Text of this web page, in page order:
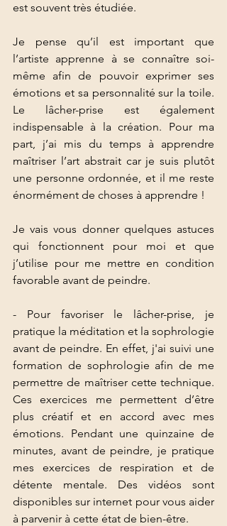
est souvent très étudiée.
Je pense qu’il est important que
l’artiste apprenne à se connaître soi-
même afin de pouvoir exprimer ses
émotions et sa personnalité sur la toile.
Le lâcher-prise est également
indispensable à la création. Pour ma
part, j’ai mis du temps à apprendre
maîtriser l’art abstrait car je suis plutôt
une personne ordonnée, et il me reste
énormément de choses à apprendre !
Je vais vous donner quelques astuces
qui fonctionnent pour moi et que
j’utilise pour me mettre en condition
favorable avant de peindre.
- Pour favoriser le lâcher-prise, je
pratique la méditation et la sophrologie
avant de peindre. En effet, j'ai suivi une
formation de sophrologie afin de me
permettre de maîtriser cette technique.
Ces exercices me permettent d’être
plus créatif et en accord avec mes
émotions. Pendant une quinzaine de
minutes, avant de peindre, je pratique
mes exercices de respiration et de
détente mentale. Des vidéos sont
disponibles sur internet pour vous aider
à parvenir à cette état de bien-être.